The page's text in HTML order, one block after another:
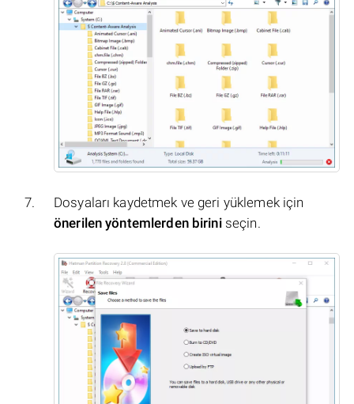
Dosyaları kaydetmek ve geri yüklemek için
önerilen yöntemlerden biriniseçin.